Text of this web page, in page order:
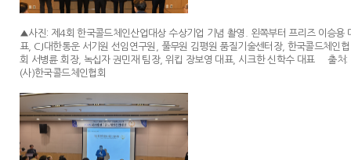
▲사진: 제4회 한국콜드체인산업대상 수상기업 기념 촬영. 왼쪽부터 프리즈 이승용
표, CJ대한통운 서기원 선임연구원, 풀무원 김평원 품질기술센터장, 한국콜드체인협
회 서병륜 회장, 녹십자 권민재 팀장, 위킵 장보영 대표, 시크한 신학수 대표 출처:
(사)한국콜드체인협회